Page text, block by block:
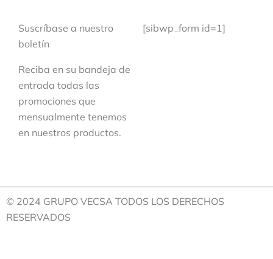
Suscríbase a nuestro
boletín
Reciba en su bandeja de
entrada todas las
promociones que
mensualmente tenemos
en nuestros productos.
[sibwp_form id=1]
© 2024 GRUPO VECSA TODOS LOS DERECHOS
RESERVADOS